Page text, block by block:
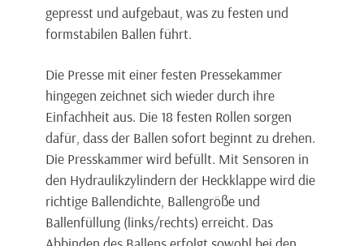
gepresst und aufgebaut, was zu festen und
formstabilen Ballen führt.
Die Presse mit einer festen Pressekammer
hingegen zeichnet sich wieder durch ihre
Einfachheit aus. Die 18 festen Rollen sorgen
dafür, dass der Ballen sofort beginnt zu drehen.
Die Presskammer wird befüllt. Mit Sensoren in
den Hydraulikzylindern der Heckklappe wird die
richtige Ballendichte, Ballengröße und
Ballenfüllung (links/rechts) erreicht. Das